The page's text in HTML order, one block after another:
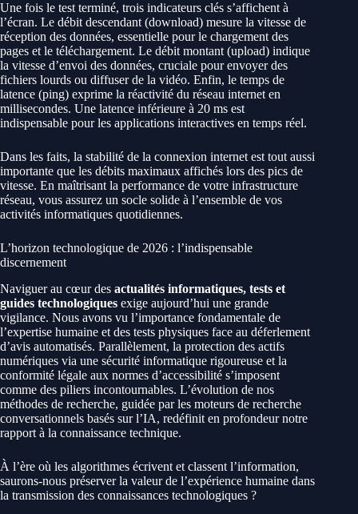
Une fois le test terminé, trois indicateurs clés s’affichent à
l’écran. Le débit descendant (download) mesure la vitesse de
réception des données, essentielle pour le chargement des
pages et le téléchargement. Le débit montant (upload) indique
la vitesse d’envoi des données, cruciale pour envoyer des
fichiers lourds ou diffuser de la vidéo. Enfin, le temps de
latence (ping) exprime la réactivité du réseau internet en
millisecondes. Une latence inférieure à 20 ms est
indispensable pour les applications interactives en temps réel.
Dans les faits, la stabilité de la connexion internet est tout aussi
importante que les débits maximaux affichés lors des pics de
vitesse. En maîtrisant la performance de votre infrastructure
réseau, vous assurez un socle solide à l’ensemble de vos
activités informatiques quotidiennes.
L’horizon technologique de 2026 : l’indispensable
discernement
Naviguer au cœur des actualités informatiques, tests et
guides technologiques exige aujourd’hui une grande
vigilance. Nous avons vu l’importance fondamentale de
l’expertise humaine et des tests physiques face au déferlement
d’avis automatisés. Parallèlement, la protection des actifs
numériques via une sécurité informatique rigoureuse et la
conformité légale aux normes d’accessibilité s’imposent
comme des piliers incontournables. L’évolution de nos
méthodes de recherche, guidée par les moteurs de recherche
conversationnels basés sur l’IA, redéfinit en profondeur notre
rapport à la connaissance technique.
À l’ère où les algorithmes écrivent et classent l’information,
saurons-nous préserver la valeur de l’expérience humaine dans
la transmission des connaissances technologiques ?